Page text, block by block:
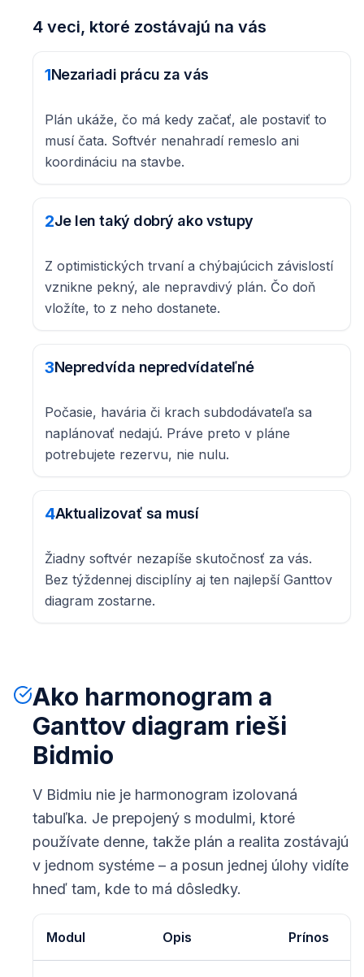
4 veci, ktoré zostávajú na vás
1Nezariadi prácu za vás
Plán ukáže, čo má kedy začať, ale postaviť to
musí čata. Softvér nenahradí remeslo ani
koordináciu na stavbe.
2Je len taký dobrý ako vstupy
Z optimistických trvaní a chýbajúcich závislostí
vznikne pekný, ale nepravdivý plán. Čo doň
vložíte, to z neho dostanete.
3Nepredvída nepredvídateľné
Počasie, havária či krach subdodávateľa sa
naplánovať nedajú. Práve preto v pláne
potrebujete rezervu, nie nulu.
4Aktualizovať sa musí
Žiadny softvér nezapíše skutočnosť za vás.
Bez týždennej disciplíny aj ten najlepší Ganttov
diagram zostarne.
Ako harmonogram a
Ganttov diagram rieši
Bidmio
V Bidmiu nie je harmonogram izolovaná
tabuľka. Je prepojený s modulmi, ktoré
používate denne, takže plán a realita zostávajú
v jednom systéme – a posun jednej úlohy vidíte
hneď tam, kde to má dôsledky.
Modul Opis Prínos